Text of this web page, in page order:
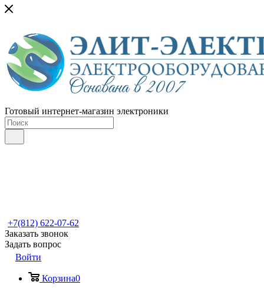
Готовый интернет-магазин электроники
+7(812) 622-07-62
Заказать звонок
Задать вопрос
Войти
Корзина0